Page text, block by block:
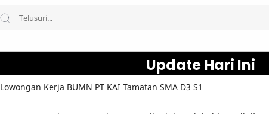
Update Hari Ini
Lowongan Kerja BUMN PT KAI Tamatan SMA D3 S1